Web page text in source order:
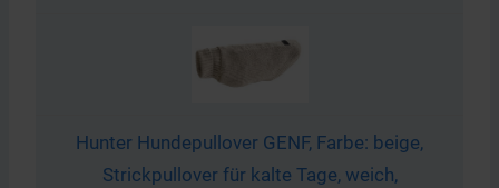
Hunter Hundepullover GENF, Farbe: beige,
Strickpullover für kalte Tage, weich,